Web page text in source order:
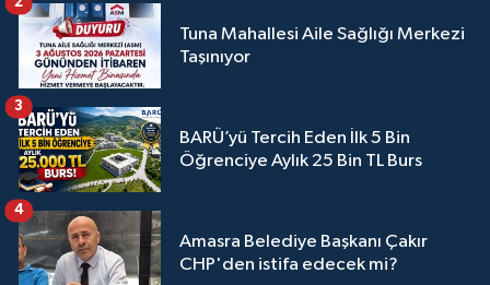
Tuna Mahallesi Aile Sağlığı Merkezi
Taşınıyor
BARÜ’yü Tercih Eden İlk 5 Bin
Öğrenciye Aylık 25 Bin TL Burs
3
Amasra Belediye Başkanı Çakır
CHP'den istifa edecek mi?
4